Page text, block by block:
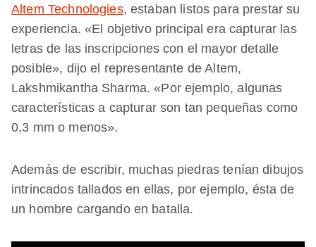
Altem Technologies, estaban listos para prestar su
experiencia. «El objetivo principal era capturar las
letras de las inscripciones con el mayor detalle
posible», dijo el representante de Altem,
Lakshmikantha Sharma. «Por ejemplo, algunas
características a capturar son tan pequeñas como
0,3 mm o menos».
Además de escribir, muchas piedras tenían dibujos
intrincados tallados en ellas, por ejemplo, ésta de
un hombre cargando en batalla.